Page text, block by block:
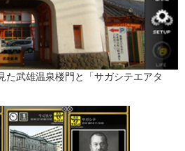
た武雄温泉楼門と「サガシテエアタ